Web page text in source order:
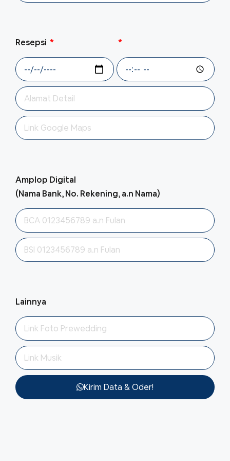
Resepsi
Amplop Digital
(Nama Bank, No. Rekening, a.n Nama)
Lainnya
Kirim Data & Oder!